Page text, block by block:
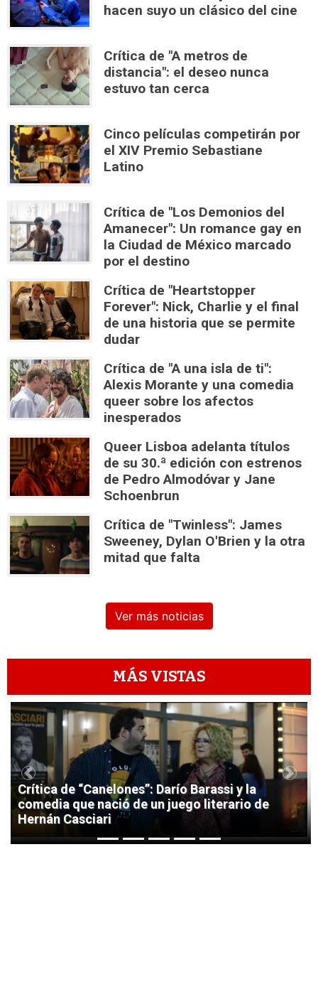
hacen suyo un clásico del cine
Crítica de "A metros de
distancia": el deseo nunca
estuvo tan cerca
Cinco películas competirán por
el XIV Premio Sebastiane
Latino
Crítica de "Los Demonios del
Amanecer": Un romance gay en
la Ciudad de México marcado
por el destino
Crítica de "Heartstopper
Forever": Nick, Charlie y el final
de una historia que se permite
dudar
Crítica de "A una isla de ti":
Alexis Morante y una comedia
queer sobre los afectos
inesperados
Queer Lisboa adelanta títulos
de su 30.ª edición con estrenos
de Pedro Almodóvar y Jane
Schoenbrun
Crítica de "Twinless": James
Sweeney, Dylan O'Brien y la otra
mitad que falta
Ver más noticias
MÁS VISTAS
1
Crítica de “Canelones”: Darío Barassi y la
comedia que nació de un juego literario de
Hernán Casciari
Previous Next